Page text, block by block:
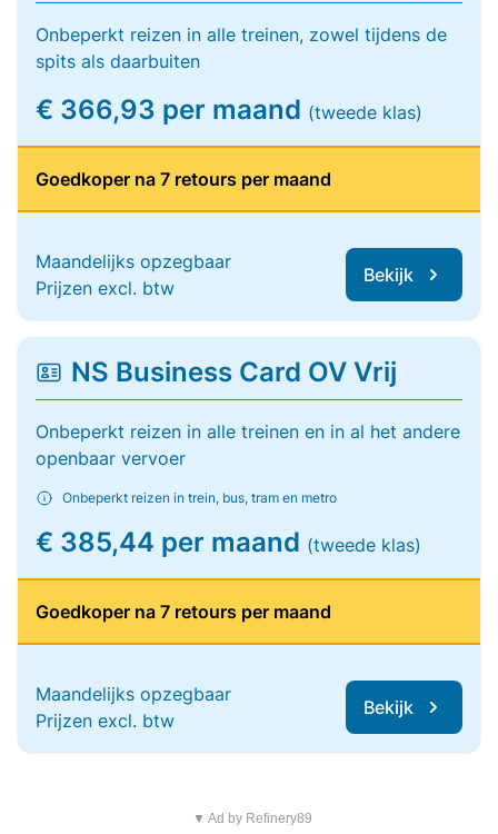
Onbeperkt reizen in alle treinen, zowel tijdens de
spits als daarbuiten
€ 366,93 per maand (tweede klas)
Goedkoper na 7 retours per maand
Maandelijks opzegbaar
Prijzen excl. btw
Bekijk
NS Business Card OV Vrij
Onbeperkt reizen in alle treinen en in al het andere
openbaar vervoer
Onbeperkt reizen in trein, bus, tram en metro
€ 385,44 per maand (tweede klas)
Goedkoper na 7 retours per maand
Maandelijks opzegbaar
Prijzen excl. btw
Bekijk
▼ Ad by Refinery89